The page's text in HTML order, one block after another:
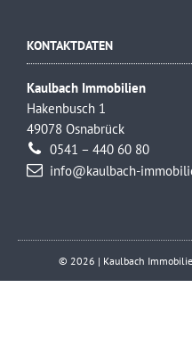
KONTAKTDATEN
Kaulbach Immobilien
Hakenbusch 1
49078 Osnabrück
0541 – 440 60 80
info@kaulbach-
© 2026 | Kaulbach